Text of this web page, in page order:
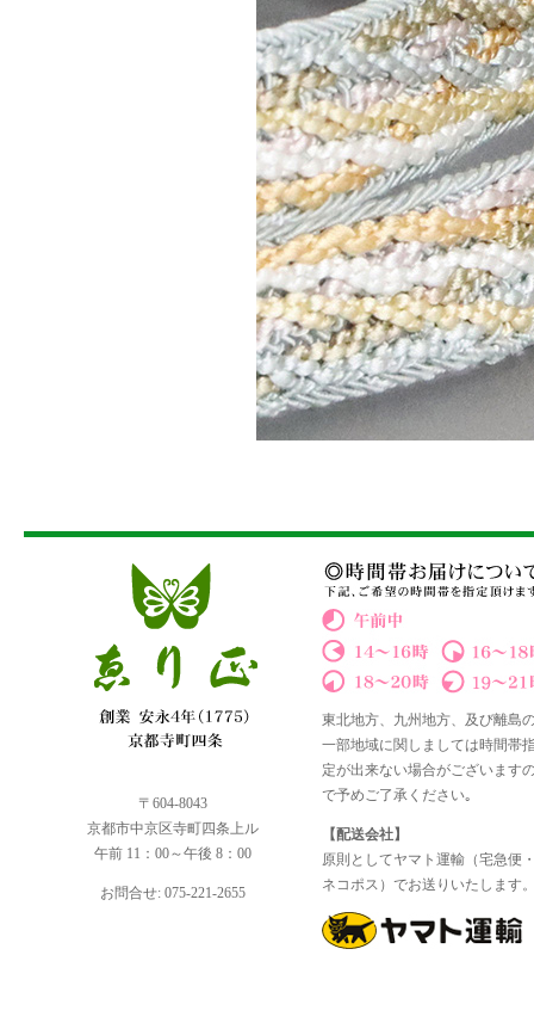
〒604-8043
京都市中京区寺町四条上ル
午前 11：00～午後 8：00
お問合せ: 075-221-2655
東北地方、九州地方、及び離島
一部地域に関しましては時間帯
定が出来ない場合がございます
で予めご了承ください｡
【配送会社】
原則としてヤマト運輸（宅急便
ネコポス）でお送りいたします